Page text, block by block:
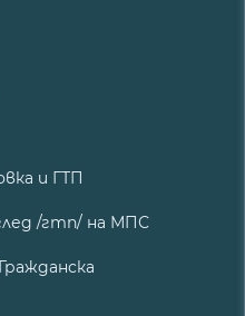
и ГТП
/гтп/ на МПС